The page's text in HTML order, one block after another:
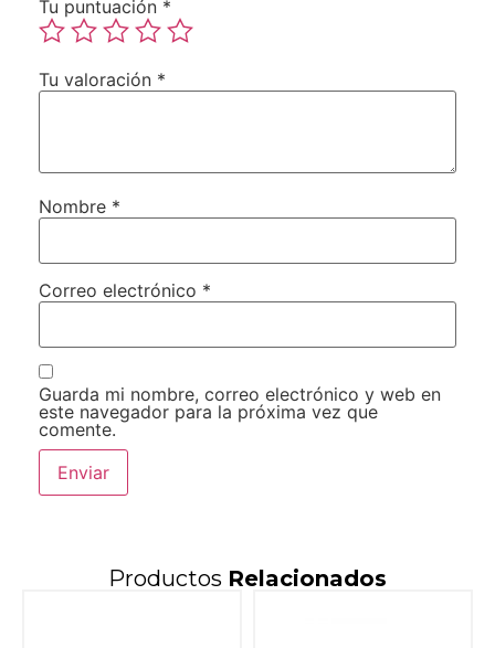
Tu puntuación *
Tu valoración *
Nombre *
Correo electrónico *
Guarda mi nombre, correo electrónico y web en
este navegador para la próxima vez que
comente.
Productos Relacionados